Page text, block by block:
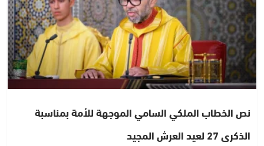
نص الخطاب الملكي السامي الموجهة للأمة بمناسبة
الذكرى 27 لعيد العرش المجيد